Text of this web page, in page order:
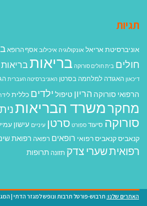
תגיות
אוניברסיטת אריאל אונקולוגיה איכילוב אסף הרופא
חולים בית חולים סורוקה בריאות
דיכאון האגודה למלחמה בסרטן האוניברסיטה העברית
הרפואי סורוקה הריון טיפול ילדים כללית
מחקרמשרד הבריאות
סורוקה סיעוד ספורט סרטן עיניים עישון
קנאביסקנאביס רפואי רופאים רפואה רפואת
רפואיתשערי צדק תזונה תרופות
האתרים שלנו: תרבוש-פורטל תרבות ונופש למגזר הדתי |